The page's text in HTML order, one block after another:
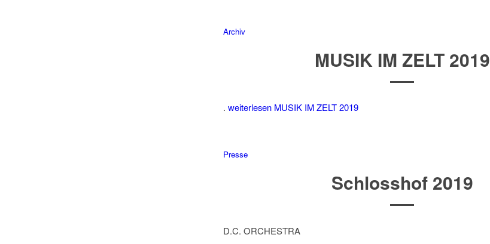
Archiv
MUSIK IM ZELT 2019
. weiterlesen MUSIK IM ZELT 2019
Presse
Schlosshof 2019
D.C. ORCHESTRA